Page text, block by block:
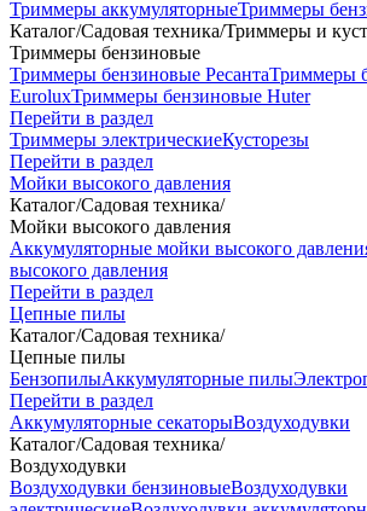
Триммеры аккумуляторныеТриммеры
Каталог/Садовая техника/Триммеры и
Триммеры бензиновые
Триммеры бензиновые РесантаТриммеры
EuroluxТриммеры бензиновые Huter
Перейти в раздел
Триммеры электрическиеКусторезы
Перейти в раздел
Мойки высокого давления
Каталог/Садовая техника/
Мойки высокого давления
Аккумуляторные мойки высокого
высокого давления
Перейти в раздел
Цепные пилы
Каталог/Садовая техника/
Цепные пилы
БензопилыАккумуляторные пилы
Перейти в раздел
Аккумуляторные секаторыВоздуходувки
Каталог/Садовая техника/
Воздуходувки
Воздуходувки бензиновыеВоздуходувки